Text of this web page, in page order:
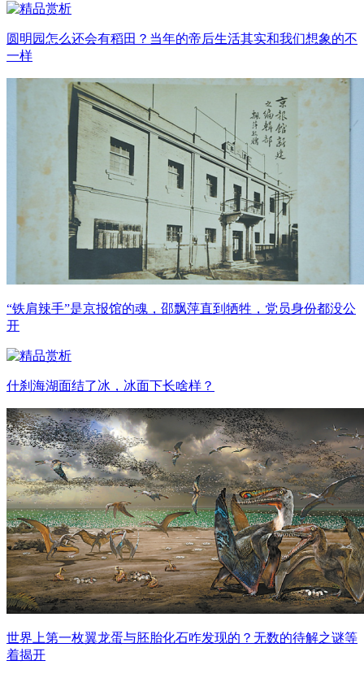
圆明园怎么还会有稻田？当年的帝后生活其实和我们想象的不
一样
“铁肩辣手”是京报馆的魂，邵飘萍直到牺牲，党员身份都没公
开
什刹海湖面结了冰，冰面下长啥样？
世界上第一枚翼龙蛋与胚胎化石咋发现的？无数的待解之谜等
着揭开